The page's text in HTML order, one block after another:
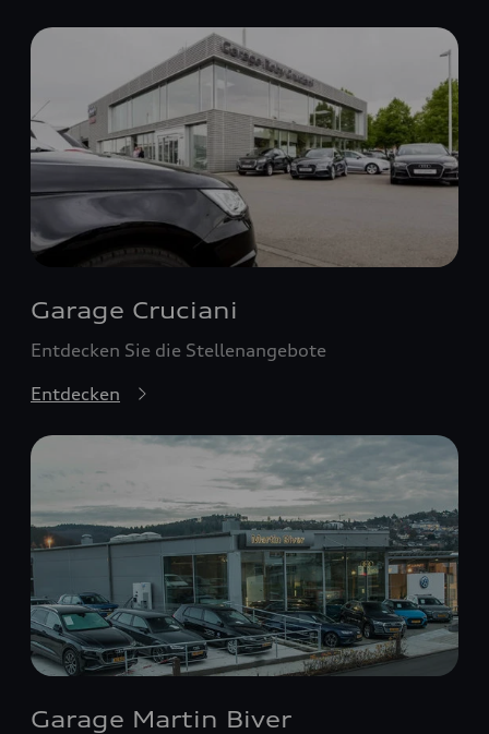
Garage Cruciani
Entdecken Sie die Stellenangebote
Entdecken
Garage Martin Biver